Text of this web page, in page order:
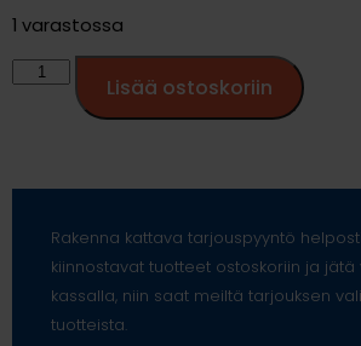
1 varastossa
Lisää ostoskoriin
Rakenna kattava tarjouspyyntö
kiinnostavat tuotteet ostoskoriin ja jätä
kassalla, niin saat meiltä tarjouksen
tuotteista.